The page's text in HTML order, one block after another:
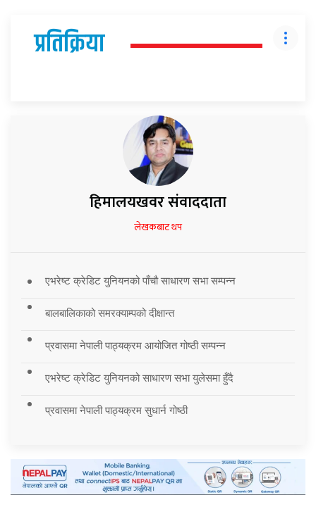
प्रतिक्रिया
हिमालयखवर संवाददाता
लेखकबाट थप
एभरेष्ट क्रेडिट युनियनको पाँचौ साधारण सभा सम्पन्न
बालबालिकाको समरक्याम्पको दीक्षान्त
प्रवासमा नेपाली पाठ्यक्रम आयोजित गोष्ठी सम्पन्न
एभरेष्ट क्रेडिट युनियनको साधारण सभा युलेसमा हुँदै
प्रवासमा नेपाली पाठ्यक्रम सुधार्न गोष्ठी